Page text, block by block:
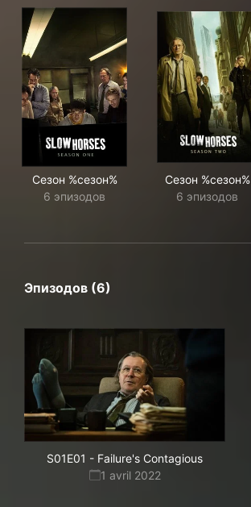
Сезон %сезон%
6 эпизодов
Сезон %сезон%
6 эпизодов
Эпизодов (6)
S01E01 - Failure's Contagious
1 avril 2022